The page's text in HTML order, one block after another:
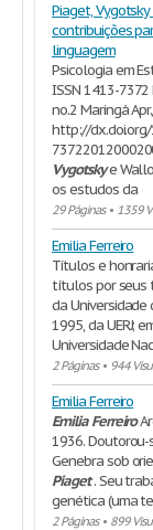
Piaget,
contribuições
linguagem
Psicologia em
ISSN 1413-
no.2 Maringá
http://
Vygotskye
os estudos da
29 Páginas• 1359
Emilia Ferreiro
Títulos e
títulos por seus
da Universidade
1995, da UERJ;
Universidade
2 Páginas• 944
Emilia Ferreiro
Emilia Ferreiro
1936.
Genebra sob
Piaget. Seu
genética (uma
2 Páginas• 899